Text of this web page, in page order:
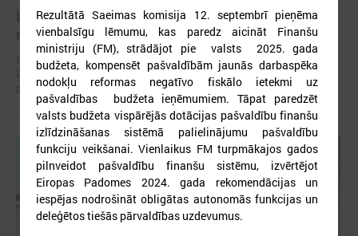
Latvijas Pašvaldību savienības un Iekšlietu
ministrijas sarunas
Latvijas Pašvaldību savienība aicina piedalīties Iekšlietu ministrijas un
Latvijas Pašvaldību savienības sarunās, kas notiks šī gada 5. augustā
plkst. 14:30 LPS 4. stāva zālē (Mazā Pils iela 1, Rīga).
Rezultātā Saeimas komisija 12. septembrī pieņēma
vienbalsīgu lēmumu, kas paredz aicināt Finanšu
ministriju (FM), strādājot pie valsts 2025. gada
budžeta, kompensēt pašvaldībām jaunās darbaspēka
nodokļu reformas negatīvo fiskālo ietekmi uz
pašvaldības budžeta ieņēmumiem. Tāpat paredzēt
valsts budžeta vispārējās dotācijas pašvaldību finanšu
izlīdzināšanas sistēmā palielinājumu pašvaldību
funkciju veikšanai. Vienlaikus FM turpmākajos gados
pilnveidot pašvaldību finanšu sistēmu, izvērtējot
Eiropas Padomes 2024. gada rekomendācijas un
iespējas nodrošināt obligātas autonomās funkcijas un
deleģētos tiešās pārvaldības uzdevumus.